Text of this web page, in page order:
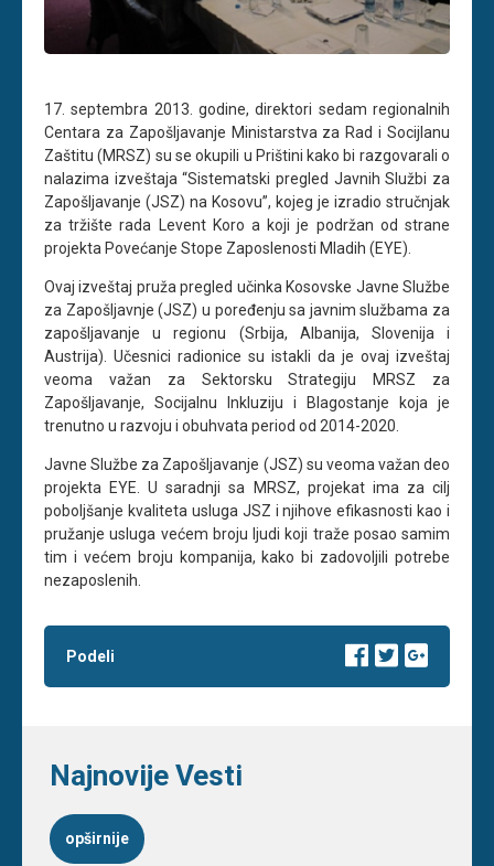
17. septembra 2013. godine, direktori sedam regionalnih
Centara za Zapošljavanje Ministarstva za Rad i Socijlanu
Zaštitu (MRSZ) su se okupili u Prištini kako bi razgovarali o
nalazima izveštaja “Sistematski pregled Javnih Službi za
Zapošljavanje (JSZ) na Kosovu”, kojeg je izradio stručnjak
za tržište rada Levent Koro a koji je podržan od strane
projekta Povećanje Stope Zaposlenosti Mladih (EYE).
Ovaj izveštaj pruža pregled učinka Kosovske Javne Službe
za Zapošljavnje (JSZ) u poređenju sa javnim službama za
zapošljavanje u regionu (Srbija, Albanija, Slovenija i
Austrija). Učesnici radionice su istakli da je ovaj izveštaj
veoma važan za Sektorsku Strategiju MRSZ za
Zapošljavanje, Socijalnu Inkluziju i Blagostanje koja je
trenutno u razvoju i obuhvata period od 2014-2020.
Javne Službe za Zapošljavanje (JSZ) su veoma važan deo
projekta EYE. U saradnji sa MRSZ, projekat ima za cilj
poboljšanje kvaliteta usluga JSZ i njihove efikasnosti kao i
pružanje usluga većem broju ljudi koji traže posao samim
tim i većem broju kompanija, kako bi zadovoljili potrebe
nezaposlenih.
Podeli
Najnovije Vesti
opširnije